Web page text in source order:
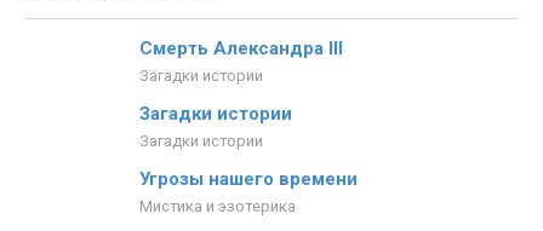
Смерть Александра III
Загадки истории
Загадки истории
Загадки истории
Угрозы нашего времени
Мистика и эзотерика